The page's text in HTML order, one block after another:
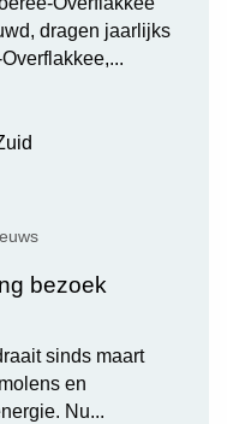
dragen jaarlijks
bezoek
sinds maart
en
Nu...